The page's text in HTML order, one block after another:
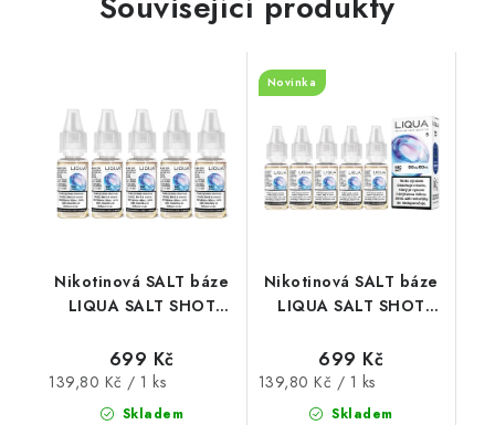
Nikotinová SALT báze
LIQUA SALT SHOT
/ 20mg
Skladem
699 Kč
Měrná
139,80 Kč / 1 ks
Nikotinová SALT báze
LIQUA SALT SHOT
/ 5mg
Novinka
Skladem
699 Kč
Měrná
139,80 Kč / 1 ks